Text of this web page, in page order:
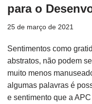
para o
25 de março de 2021
Sentimentos como
abstratos, não podem
muito menos
algumas palavras é
e sentimento que a